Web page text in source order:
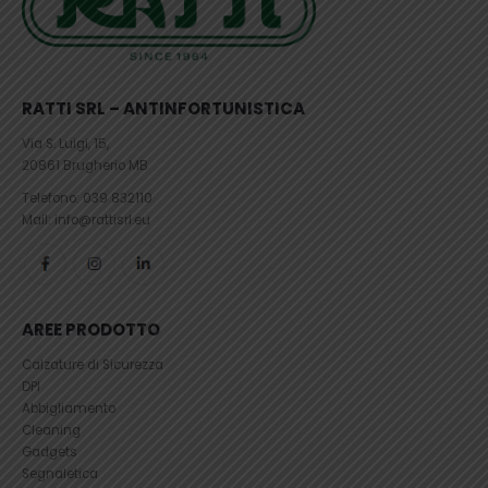
RATTI SRL – ANTINFORTUNISTICA
Via S. Luigi, 15,
20861 Brugherio MB
Telefono: 039 832110
Mail: info@rattisrl.eu
AREE PRODOTTO
Calzature di Sicurezza
DPI
Abbigliamento
Cleaning
Gadgets
Segnaletica